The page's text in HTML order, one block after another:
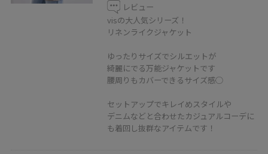
┈┈┈┈┈┈┈┈┈┈┈┈
レビュー
visの大人気シリーズ！
リネンライクジャケット
ゆったりサイズでシルエットが
綺麗にでる万能ジャケットです
腰周りもカバーできるサイズ感○
セットアップでキレイめスタイルや
デニムなどと合わせたカジュアルコーデに
も着回し抜群なアイテムです！